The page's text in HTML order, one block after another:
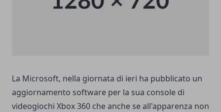
La Microsoft, nella giornata di ieri ha pubblicato un
aggiornamento software per la sua console di
videogiochi Xbox 360 che anche se all'apparenza non